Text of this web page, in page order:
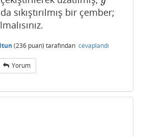
sıkıştırılmış bir çember;
(236 puan) tarafından cevaplandı
Yorum